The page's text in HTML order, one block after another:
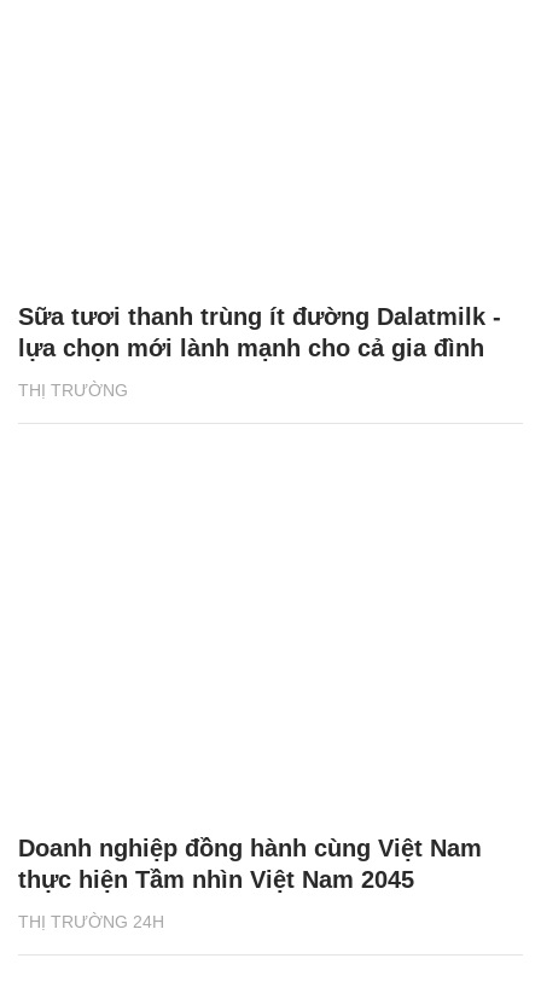
THỊ TRƯỜNG
Sữa tươi thanh trùng ít đường Dalatmilk -
lựa chọn mới lành mạnh cho cả gia đình
THỊ TRƯỜNG 24H
Doanh nghiệp đồng hành cùng Việt Nam
thực hiện Tầm nhìn Việt Nam 2045